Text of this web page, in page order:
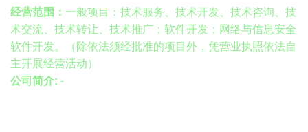
经营范围： 一般项目：技术服务、技术开发、技术咨询、技
术交流、技术转让、技术推广；软件开发；网络与信息安全
软件开发。（除依法须经批准的项目外，凭营业执照依法自
主开展经营活动）
公司简介: -